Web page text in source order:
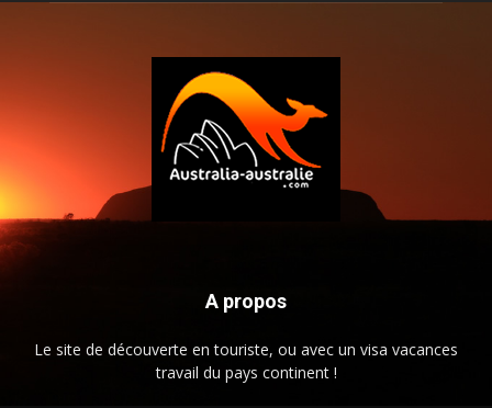
A propos
Le site de découverte en touriste, ou avec un visa vacances
travail du pays continent !